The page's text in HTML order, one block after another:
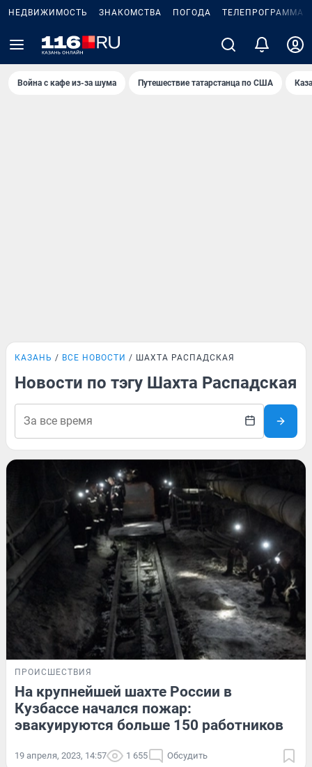
НЕДВИЖИМОСТЬ ЗНАКОМСТВА ПОГОДА ТЕЛЕПРОГРАММА
Война с кафе из-за шума Путешествие татарстанца по США
КАЗАНЬ ВСЕ НОВОСТИ ШАХТА РАСПАДСКАЯ
Новости по тэгу Шахта Распадская
ПРОИСШЕСТВИЯ
На крупнейшей шахте России в
Кузбассе начался пожар:
эвакуируются больше 150 работников
19 апреля, 2023, 14:57 1 655 Обсудить